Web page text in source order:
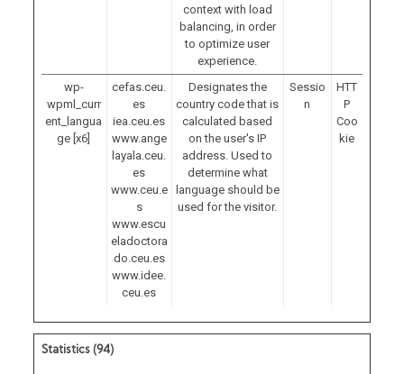
context with load
balancing, in order
to optimize user
experience.
wp-
wpml_curr
ent_langua
ge [x6]
cefas.ceu.
es
iea.ceu.es
www.ange
layala.ceu.
es
www.ceu.e
s
www.escu
eladoctora
do.ceu.es
www.idee.
ceu.es
Designates the
country code that is
calculated based
on the user's IP
address. Used to
determine what
language should be
used for the visitor.
Sessio
n
HTT
P
Coo
kie
Statistics (94)